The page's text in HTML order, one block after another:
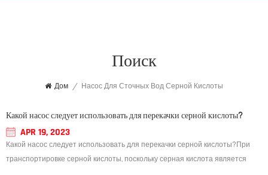
Поиск
Дом / Насос Для Сточных Вод Серной Кислоты
Какой насос следует использовать для перекачки серной кислоты?
APR 19, 2023
Какой насос следует использовать для перекачки серной кислоты?При
транспортировке серной кислоты, поскольку серная кислота является